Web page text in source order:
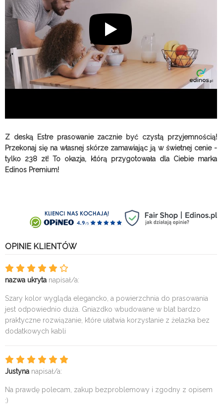
Z deską Estre prasowanie zacznie być czystą przyjemnością!
Przekonaj się na własnej skórze zamawiając ją w świetnej cenie -
tylko 238 zł! To okazja, którą przygotowała dla Ciebie marka
Edinos Premium!
OPINIE KLIENTÓW
nazwa ukryta napisał/a:
Szary kolor wygląda elegancko, a powierzchnia do prasowania
jest odpowiednio duża. Gniazdko wbudowane w blat bardzo
praktyczne rozwiązanie, które ułatwia korzystanie z żelazka bez
dodatkowych kabli
Justyna napisał/a:
Na prawdę polecam, zakup bezproblemowy i zgodny z opisem
:)